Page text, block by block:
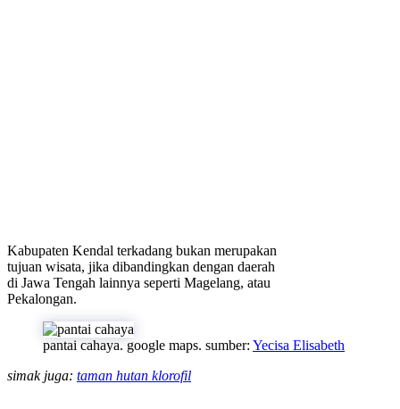
Kabupaten Kendal terkadang bukan merupakan
tujuan wisata, jika dibandingkan dengan daerah
di Jawa Tengah lainnya seperti Magelang, atau
Pekalongan.
pantai cahaya. google maps. sumber: Yecisa Elisabeth
simak juga: taman hutan klorofil